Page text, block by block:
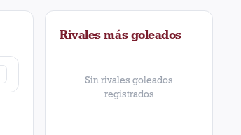
Rivales más goleados
Sin rivales goleados
registrados